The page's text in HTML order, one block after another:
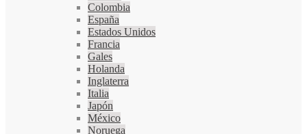
Colombia
España
Estados Unidos
Francia
Gales
Holanda
Inglaterra
Italia
Japón
México
Noruega